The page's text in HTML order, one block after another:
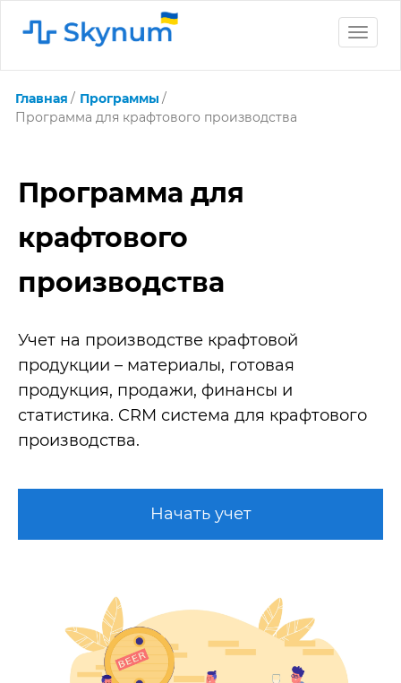
Toggle
Главная
Программы
Программа для крафтового производства
Программа для
крафтового
производства
Учет на производстве крафтовой
продукции – материалы, готовая
продукция, продажи, финансы и
статистика. CRM система для крафтового
производства.
Начать учет